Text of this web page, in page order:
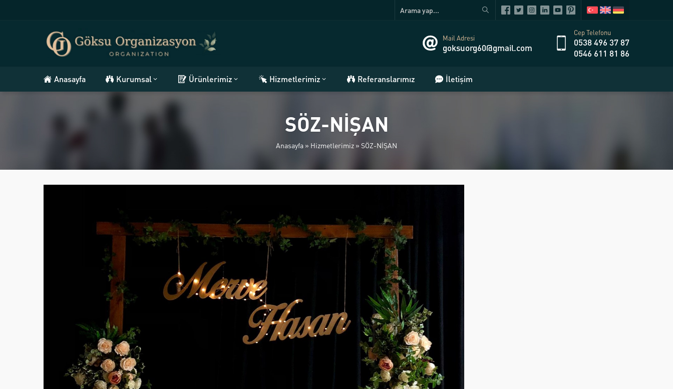
Mail Adresi
goksuorg60@gmail.com
Cep Telefonu
0538 496 37 87
0546 611 81 86
Anasayfa Kurumsal Ürünlerimiz Hizmetlerimiz Referanslarımız İletişim
SÖZ-NİŞAN
Anasayfa » Hizmetlerimiz » SÖZ-NİŞAN